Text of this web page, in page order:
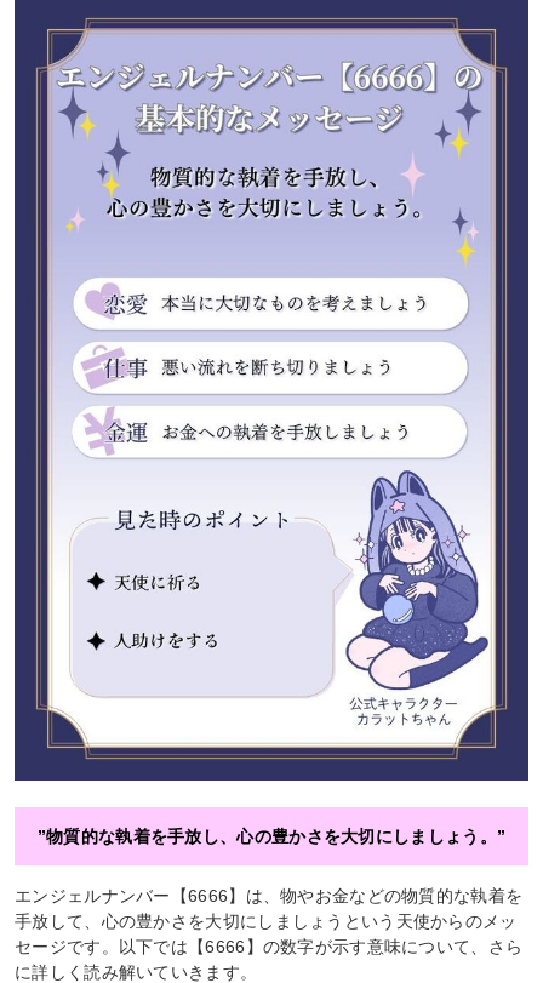
”物質的な執着を手放し、心の豊かさを大切にしましょう。”
エンジェルナンバー【6666】は、物やお金などの物質的な執着を
手放して、心の豊かさを大切にしましょうという天使からのメッ
セージです。以下では【6666】の数字が示す意味について、さら
に詳しく読み解いていきます。